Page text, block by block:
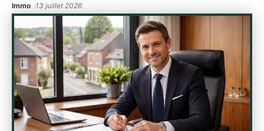
Immo 13 juillet 2026